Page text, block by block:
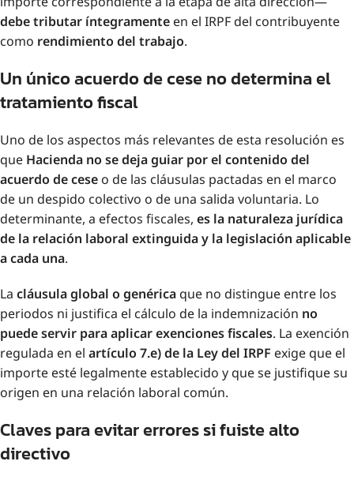
debe tributar íntegramente en el IRPF del contribuyente
como rendimiento del trabajo.
Un único acuerdo de cese no determina el
tratamiento fiscal
Uno de los aspectos más relevantes de esta resolución es
que Hacienda no se deja guiar por el contenido del
acuerdo de cese o de las cláusulas pactadas en el marco
de un despido colectivo o de una salida voluntaria. Lo
determinante, a efectos fiscales, es la naturaleza jurídica
de la relación laboral extinguida y la legislación aplicable
a cada una.
La cláusula global o genérica que no distingue entre los
periodos ni justifica el cálculo de la indemnización no
puede servir para aplicar exenciones fiscales. La exención
regulada en el artículo 7.e) de la Ley del IRPF exige que el
importe esté legalmente establecido y que se justifique su
origen en una relación laboral común.
Claves para evitar errores si fuiste alto
directivo